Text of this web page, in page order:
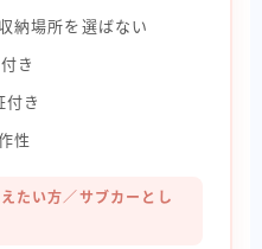
納場所を選ばない
き
付き
性
たい方／サブカーとし